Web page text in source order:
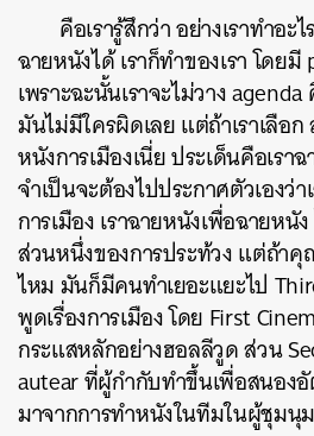
คือเรารู้สึกว่า อย่างเราทำอ
ฉายหนังได้ เราก็ทำของเรา โดย
เพราะฉะนั้นเราจะไม่วาง
มันไม่มีใครผิดเลย แต่ถ้าเราเลือก
หนังการเมืองเนี่ย ประเด็นคือเรา
จำเป็นจะต้องไปประกาศตัวเองว่
การเมือง เราฉายหนังเพื่อฉายหนั
ส่วนหนึ่งของการประท้วง แต่ถ้า
ไหม มันก็มีคนทำเยอะแยะไป
พูดเรื่องการเมือง โดย First
กระแสหลักอย่างฮอลลีวูด ส่วน
autear ที่ผู้กำกับทำขึ้นเพื่อสนอง
มาจากการทำหนังในทีมในผู้ชุมนุม